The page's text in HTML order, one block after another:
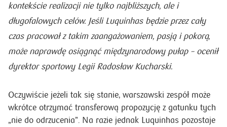
kontekście realizacji nie tylko najbliższych, ale i
długofalowych celów. Jeśli Luquinhas będzie przez cały
czas pracował z takim zaangażowaniem, pasją i pokorą,
może naprawdę osiągnąć międzynarodowy pułap– ocenił
dyrektor sportowy Legii Radosław Kucharski.
Oczywiście jeżeli tak się stanie, warszawski zespół może
wkrótce otrzymać transferową propozycję z gatunku tych
„nie do odrzucenia”. Na razie jednak Luquinhas pozostaje